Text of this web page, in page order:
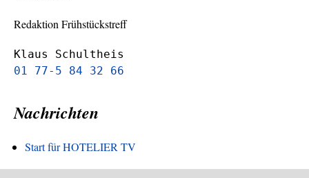
Redaktion Frühstückstreff
Klaus Schultheis
01 77-5 84 32 66
Nachrichten
Start für HOTELIER TV